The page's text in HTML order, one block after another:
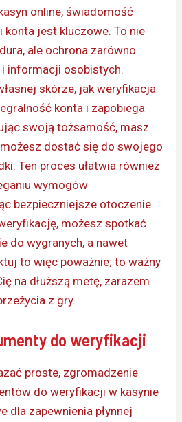
online, świadomość
konta jest kluczowe. To nie
ale ochrona zarówno
informacji osobistych.
skórze, jak weryfikacja
konta i zapobiega
swoją tożsamość, masz
dostać się do swojego
Ten proces ułatwia również
wymogów
bezpieczniejsze otoczenie
możesz spotkać
do wygranych, a nawet
to więc poważnie; to ważny
na dłuższą metę, zarazem
z gry.
do weryfikacji
proste, zgromadzenie
do weryfikacji w kasynie
dla zapewnienia płynnej